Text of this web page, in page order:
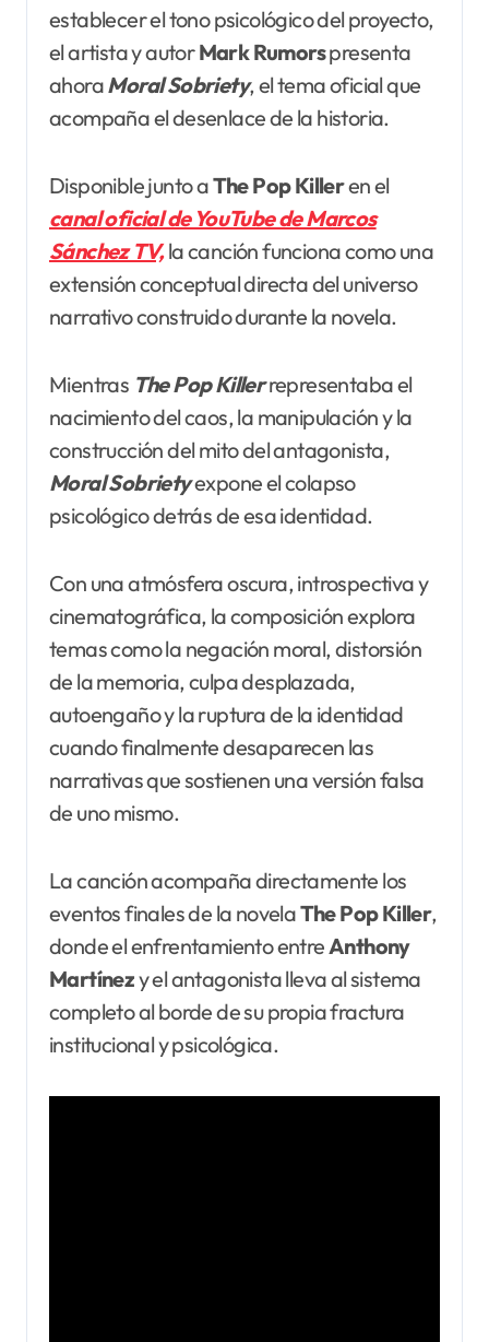
establecer el tono psicológico del proyecto,
el artista y autorMark Rumorspresenta
ahoraMoral Sobriety, el tema oficial que
acompaña el desenlace de la historia.
Disponible junto aThe Pop Killeren el
canal oficial de YouTube de Marcos
Sánchez TV,la canción funciona como una
extensión conceptual directa del universo
narrativo construido durante la novela.
Mientras The Pop Killerrepresentaba el
nacimiento del caos, la manipulación y la
construcción del mito del antagonista,
MoralSobrietyexpone el colapso
psicológico detrás de esa identidad.
Con una atmósfera oscura, introspectiva y
cinematográfica, la composición explora
temas como la negación moral, distorsión
de la memoria, culpa desplazada,
autoengaño y la ruptura de la identidad
cuando finalmente desaparecen las
narrativas que sostienen una versión falsa
de uno mismo.
La canción acompaña directamente los
eventos finales de la novelaThe Pop Killer,
donde el enfrentamiento entre Anthony
Martínezy el antagonista lleva al sistema
completo al borde de su propia fractura
institucional y psicológica.